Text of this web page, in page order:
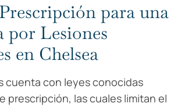
para una
por Lesiones
en Chelsea
cuenta con leyes conocidas
prescripción, las cuales limitan el